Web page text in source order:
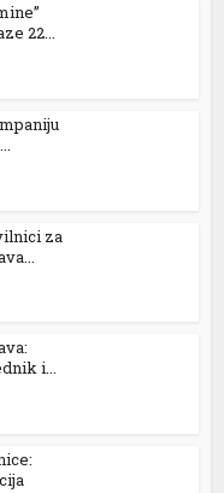
22...
za
i...